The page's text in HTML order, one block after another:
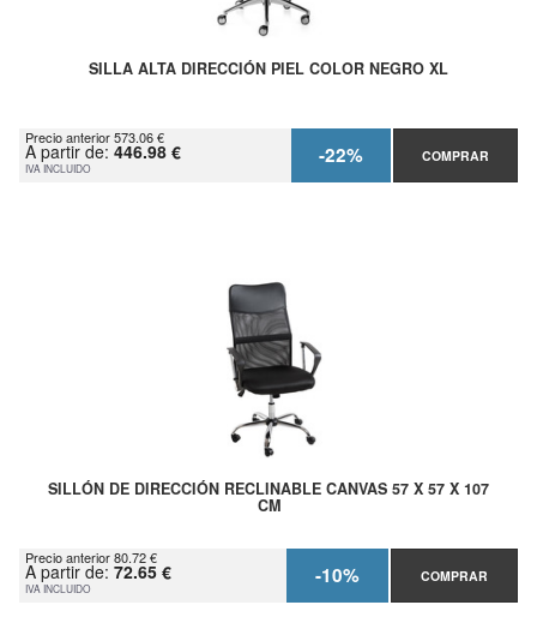
SILLA ALTA DIRECCIÓN PIEL COLOR NEGRO XL
Precio anterior 573.06 €
A partir de: 446.98 €
IVA INCLUIDO -22% COMPRAR
SILLÓN DE DIRECCIÓN RECLINABLE CANVAS 57 X 57 X 107
CM
Precio anterior 80.72 €
A partir de: 72.65 €
IVA INCLUIDO -10% COMPRAR